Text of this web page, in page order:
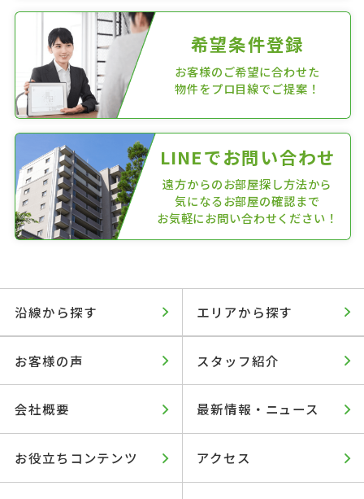
希望条件登録
お客様のご希望に合わせた
物件をプロ目線でご提案！
LINEでお問い合わせ
遠方からのお部屋探し方法から
気になるお部屋の確認まで
お気軽にお問い合わせください！
沿線から探す エリアから探す
お客様の声 スタッフ紹介
会社概要 最新情報・ニュース
お役立ちコンテンツ アクセス